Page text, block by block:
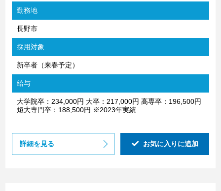
勤務地
長野市
採用対象
新卒者（来春予定）
給与
大学院卒：234,000円 大卒：217,000円 高専卒：196,500円
短大専門卒：188,500円 ※2023年実績
詳細を見る お気に入りに追加